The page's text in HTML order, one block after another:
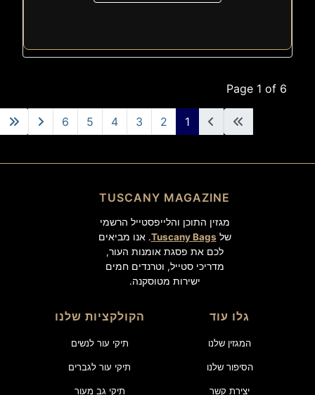
Page 1 of 6
1
2
3
4
5
6
TUSCANY MAGAZINE
מגזין התוכן והלייפסטייל הרשמי
של Tuscany Bags. אנו מביאים
לכם את פסגת אומנות העור,
מדריכי סטייל, וטרנדים חמים
ישירות מטוסקנה.
גלו עוד
המגזין שלנו
הסיפור שלנו
יצירת קשר
הקולקציות שלנו
תיקי עור לנשים
תיקי עור לגברים
תיקי גב מעור